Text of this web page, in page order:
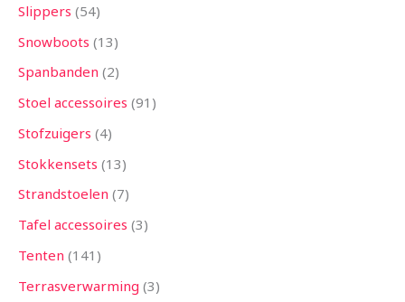
Slippers 54
Snowboots 13
Spanbanden 2
Stoel accessoires 91
Stofzuigers 4
Stokkensets 13
Strandstoelen 7
Tafel accessoires 3
Tenten 141
Terrasverwarming 3